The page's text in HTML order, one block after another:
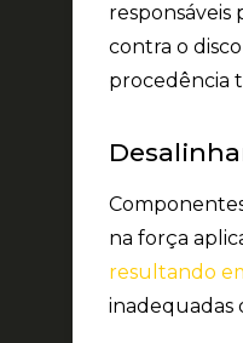
responsáveis
contra o
procedência
na força
resultando
inadequadas